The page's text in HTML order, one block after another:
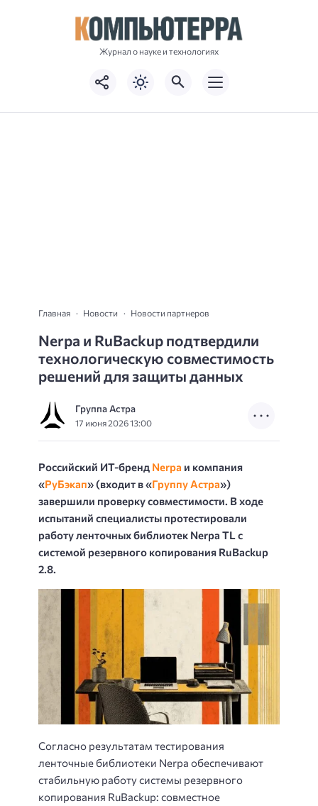
Журнал о науке и технологиях
Главная Новости Новости партнеров
Nerpa и RuBackup подтвердили
технологическую совместимость
решений для защиты данных
Группа Астра
17 июня 2026 13:00
Российский ИТ-бренд Nerpa и компания
«РуБэкап» (входит в «Группу Астра»)
завершили проверку совместимости. В ходе
испытаний специалисты протестировали
работу ленточных библиотек Nerpa TL с
системой резервного копирования RuBackup
2.8.
Согласно результатам тестирования
ленточные библиотеки Nerpa обеспечивают
стабильную работу системы резервного
копирования RuBackup: совместное